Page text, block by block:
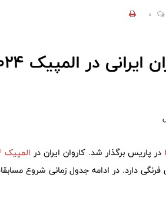
0
المپیک 2024 + جدول
در پاریس برگذار شد. کاروان ایران در المپیک 2024
کشتی آزاد و 6 سهمیه در کشتی فرنگی دارد. در ادامه جدول زمانی